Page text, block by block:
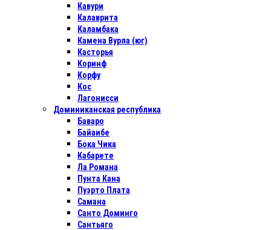
Кавури
Калаврита
Каламбака
Камена Вурла (юг)
Касторья
Коринф
Корфу
Кос
Лагонисси
Доминиканская республика
Баваро
Байаибе
Бока Чика
Кабарете
Ла Романа
Пунта Кана
Пуэрто Плата
Самана
Санто Доминго
Сантьяго